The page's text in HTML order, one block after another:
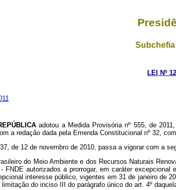
LEI Nº
adotou a Medida Provisória nº 555, de
a redação dada pela Emenda Constitucional nº 32,
de 12 de novembro de 2010, passa a vigorar com a
do Meio Ambiente e dos Recursos Naturais
FNDE autorizados a prorrogar, em caráter
interesse público, vigentes em 31 de janeiro de
do inciso III do parágrafo único do art. 4º